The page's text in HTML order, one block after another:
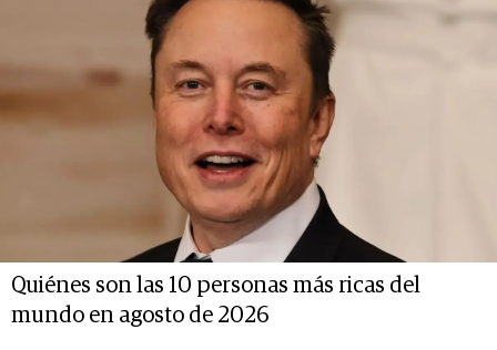
Quiénes son las 10 personas más ricas del
mundo en agosto de 2026